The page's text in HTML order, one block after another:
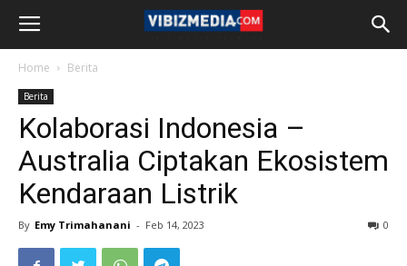
Home Berita
Berita
Kolaborasi Indonesia –
Australia Ciptakan Ekosistem
Kendaraan Listrik
By Emy Trimahanani - Feb 14, 2023 0